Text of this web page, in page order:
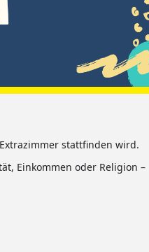
stattfinden wird.
Einkommen oder Religion –